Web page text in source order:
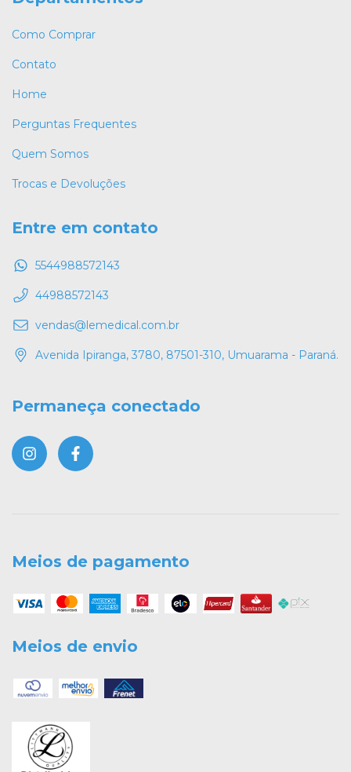
Como Comprar
Contato
Home
Perguntas Frequentes
Quem Somos
Trocas e Devoluções
Entre em contato
5544988572143
44988572143
vendas@lemedical.com.br
Avenida Ipiranga, 3780, 87501-310, Umuarama - Paraná.
Permaneça conectado
Meios de pagamento
Meios de envio